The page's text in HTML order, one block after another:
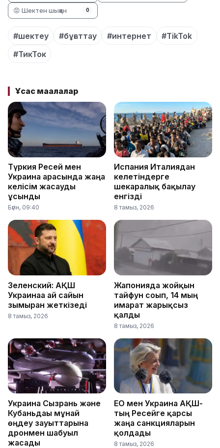
😡 Шектен шыққан 0
#шектеу #бұғаттау #интернет
#TikTok
#ТикТок
Ұқсас мақалалар
Түркия Ресей мен
Украина арасында жаңа
келісім жасауды
ұсынды
Бүгін, 09:40
Испания Италиядан
келетіндерге
шекаралық бақылау
енгізді
8 тамыз, 2026
Зеленский: АҚШ
Украинаға ай сайын
зымыран жеткізеді
8 тамыз, 2026
Жапонияда жойқын
тайфун соғып, 14 мың
ғимарат жарықсыз
қалды
8 тамыз, 2026
Украина Сызрань және
Кубаньдағы мұнай
өңдеу зауыттарына
дронмен шабуыл
жасады
ЕО мен Украина АҚШ-
тың Ресейге қарсы
жаңа санкцияларын
қолдады
8 тамыз, 2026